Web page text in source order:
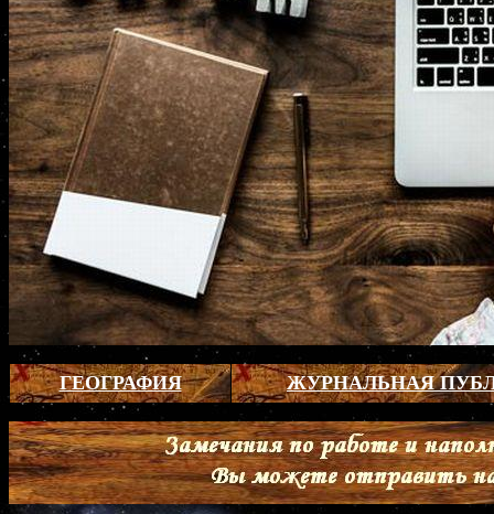
ГЕОГРАФИЯ ЖУРНАЛЬНАЯ